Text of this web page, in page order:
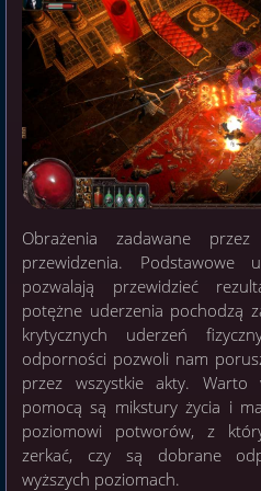
Obrażenia zadawane
przewidzenia. Podstawowe
pozwalają przewidzieć
potężne uderzenia pochodzą
krytycznych uderzeń
odporności pozwoli nam
przez wszystkie akty. Warto
pomocą są mikstury życia i
poziomowi potworów, z
zerkać, czy są dobrane
wyższych poziomach.